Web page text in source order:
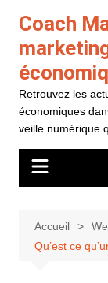
contenu
Coach
Retrouvez les
économiques
veille numérique
Accueil
Qu’est ce